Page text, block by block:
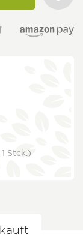
Stck.)